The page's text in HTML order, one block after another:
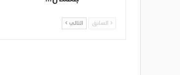
السابق التالي